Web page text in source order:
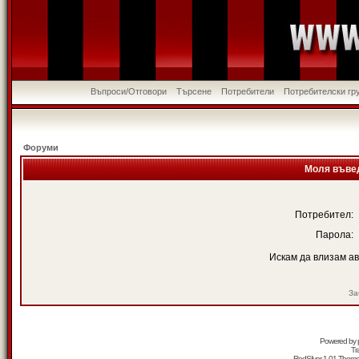
Въпроси/Отговори Търсене Потребители Потребителски
Форуми
Моля
Потребител:
Парола:
Искам да влизам
Powered by